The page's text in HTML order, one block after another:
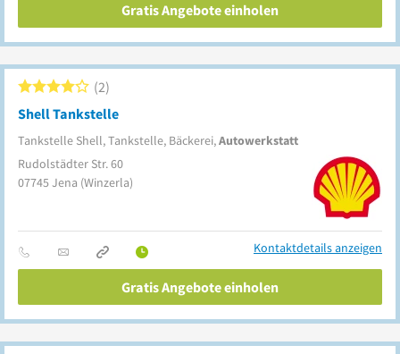
Gratis Angebote einholen
Shell Tankstelle
Tankstelle Shell, Tankstelle, Bäckerei,Autowerkstatt
2
Rudolstädter Str. 60
07745Jena (Winzerla)
Kontaktdetails anzeigen
Gratis Angebote einholen